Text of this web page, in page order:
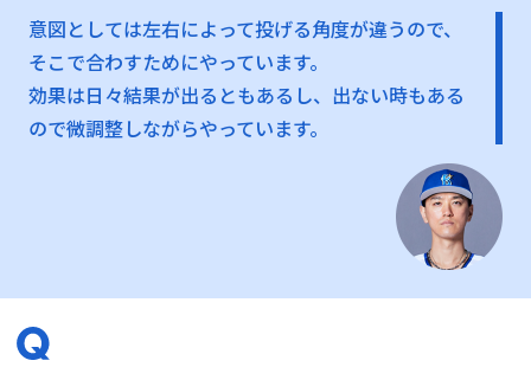
意図としては左右によって投げる角度が違うので、
そこで合わすためにやっています。
効果は日々結果が出るともあるし、出ない時もある
ので微調整しながらやっています。